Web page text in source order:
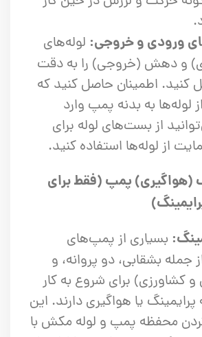
ورودی و خروجی: لوله‌های
و دهش (خروجی) را به دقت
اطمینان حاصل کنید که
لوله‌ها به بدنه پمپ وارد
از بست‌های لوله برای
از لوله‌ها استفاده کنید.
(هواگیری) پمپ (فقط برای
بسیاری از پمپ‌های
جمله بشقابی، دو پروانه، و
کشاورزی) برای شروع به کار
یا هواگیری دارند. این
محفظه پمپ و لوله مکش با